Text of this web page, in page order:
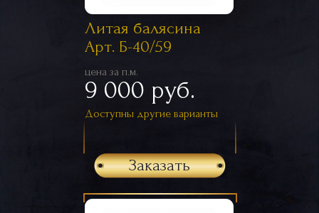
Литая балясина
Арт. Б-40/59
цена за п.м.
9 000 руб.
Доступны другие варианты
Заказать